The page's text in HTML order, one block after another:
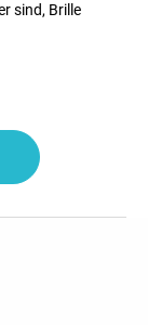
sind, Brille